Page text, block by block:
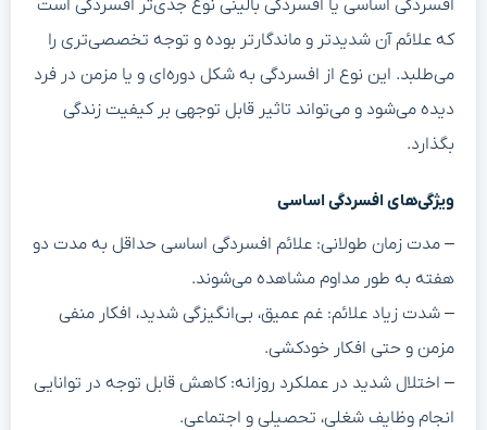
افسردگی اساسی یا افسردگی بالینی نوع جدی‌تر افسردگی است
که علائم آن شدیدتر و ماندگارتر بوده و توجه تخصصی‌تری را
می‌طلبد. این نوع از افسردگی به شکل دوره‌ای و یا مزمن در فرد
دیده می‌شود و می‌تواند تاثیر قابل توجهی بر کیفیت زندگی
بگذارد.
ویژگی‌های افسردگی اساسی
– مدت زمان طولانی: علائم افسردگی اساسی حداقل به مدت دو
هفته به طور مداوم مشاهده می‌شوند.
– شدت زیاد علائم: غم عمیق، بی‌انگیزگی شدید، افکار منفی
مزمن و حتی افکار خودکشی.
– اختلال شدید در عملکرد روزانه: کاهش قابل توجه در توانایی
انجام وظایف شغلی، تحصیلی و اجتماعی.